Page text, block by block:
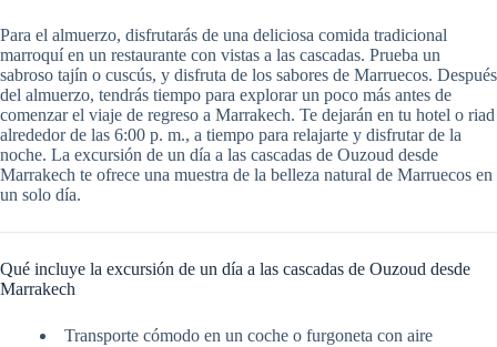
Para el almuerzo, disfrutarás de una deliciosa comida tradicional
marroquí en un restaurante con vistas a las cascadas. Prueba un
sabroso tajín o cuscús, y disfruta de los sabores de Marruecos. Después
del almuerzo, tendrás tiempo para explorar un poco más antes de
comenzar el viaje de regreso a Marrakech. Te dejarán en tu hotel o riad
alrededor de las 6:00 p. m., a tiempo para relajarte y disfrutar de la
noche. La excursión de un día a las cascadas de Ouzoud desde
Marrakech te ofrece una muestra de la belleza natural de Marruecos en
un solo día.
Qué incluye la excursión de un día a las cascadas de Ouzoud desde
Marrakech
Transporte cómodo en un coche o furgoneta con aire